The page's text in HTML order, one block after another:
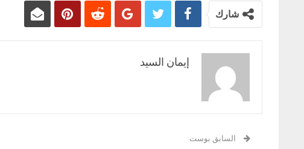
شارك
إيمان السيد
السابق بوست